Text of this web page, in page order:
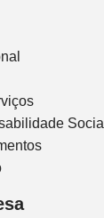
Social